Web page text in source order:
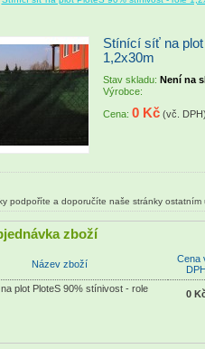
Stínící síť na
1,2x30m
Stav skladu: Není na
Výrobce:
Cena: 0 Kč(vč. DPH)
podpoříte a doporučíte naše stránky ostatním
zboží
Název zboží
Cena
DPH
plot PloteS 90% stínivost - role
0